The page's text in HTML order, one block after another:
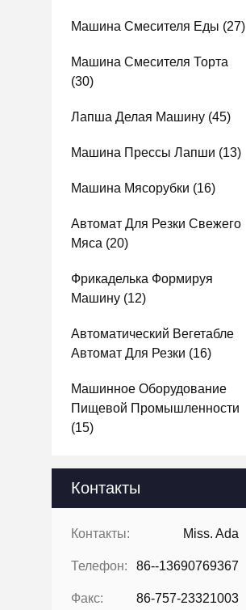
Машина Смесителя Еды (27)
Машина Смесителя Торта
(30)
Лапша Делая Машину (45)
Машина Прессы Лапши (13)
Машина Мясорубки (16)
Автомат Для Резки Свежего
Мяса (20)
Фрикаделька Формируя
Машину (12)
Автоматический Вегетабле
Автомат Для Резки (16)
Машинное Оборудование
Пищевой Промышленности
(15)
Контакты
Контакты: Miss. Ada
Телефон: 86--13690769367
Факс: 86-757-23321003